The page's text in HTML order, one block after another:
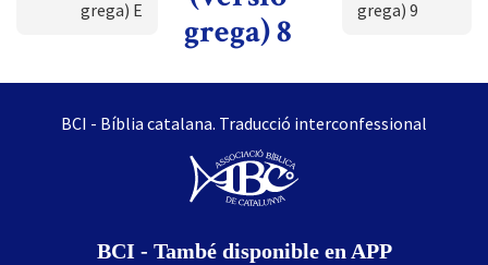
grega) E
grega) 8
grega) 9
BCI - Bíblia catalana. Traducció interconfessional
BCI - També disponible en APP